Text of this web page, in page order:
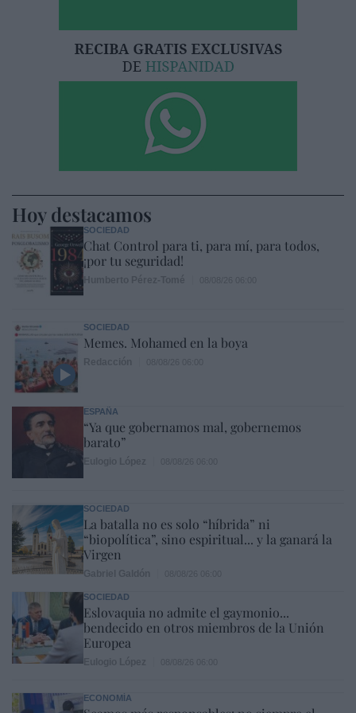
Hoy destacamos
SOCIEDAD
Chat Control para ti, para mí, para todos,
¡por tu seguridad!
SOCIEDAD
Memes. Mohamed en la boya
ESPAÑA
“Ya que gobernamos mal, gobernemos
barato”
SOCIEDAD
La batalla no es solo “híbrida” ni
“biopolítica”, sino espiritual... y la ganará la
Virgen
SOCIEDAD
Eslovaquia no admite el gaymonio...
bendecido en otros miembros de la Unión
Europea
ECONOMÍA